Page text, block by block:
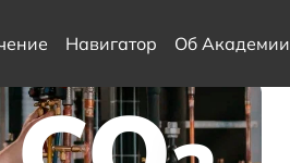
Навигатор Об Академии